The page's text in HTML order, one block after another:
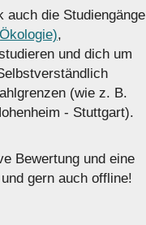
auch die Studiengänge
,
und dich um
(wie z. B.
- Stuttgart).
Bewertung und eine
gern auch offline!